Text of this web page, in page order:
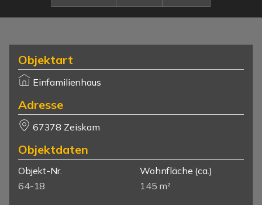
Objektart
Einfamilienhaus
Adresse
67378 Zeiskam
Objektdaten
Objekt-Nr.
64-18
Wohnfläche (ca.)
145 m²